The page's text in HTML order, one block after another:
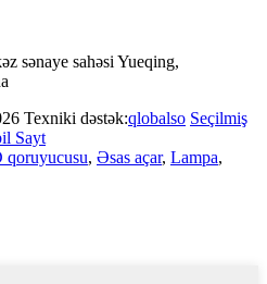
sənaye sahəsi Yueqing,
Texniki dəstək:qlobalso Seçilmiş
Sayt
qoruyucusu, Əsas açar, Lampa,